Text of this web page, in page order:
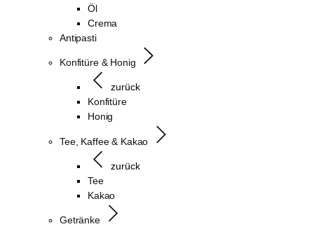
Öl
Crema
Antipasti
Konfitüre & Honig
zurück
Konfitüre
Honig
Tee, Kaffee & Kakao
zurück
Tee
Kakao
Getränke